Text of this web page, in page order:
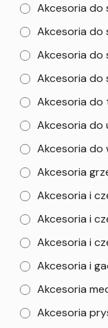
Akcesoria do
Akcesoria do
Akcesoria do
Akcesoria do
Akcesoria
Akcesoria do
Akcesoria do
Akcesoria
Akcesoria i
Akcesoria i
Akcesoria i
Akcesoria i
Akcesoria
Akcesoria